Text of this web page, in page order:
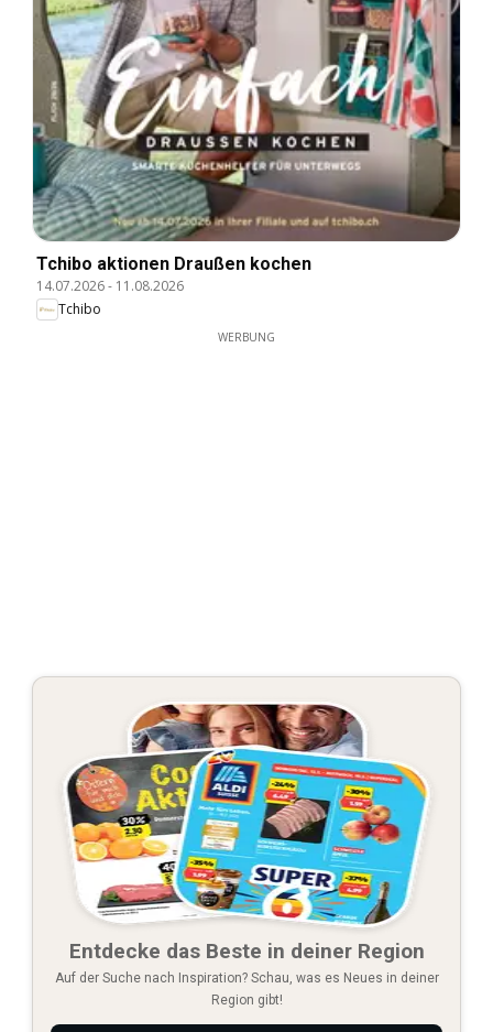
Tchibo aktionen Draußen kochen
14.07.2026- 11.08.2026
Tchibo
WERBUNG
Entdecke das Beste in deiner Region
Auf der Suche nach Inspiration? Schau, was es Neues in deiner
Region gibt!